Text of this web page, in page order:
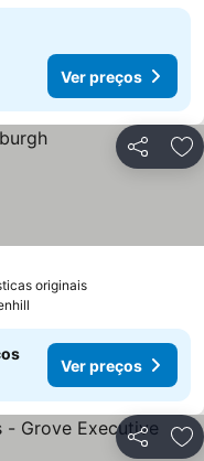
Ver preços
Partilhar
originais
Ver preços
Partilhar